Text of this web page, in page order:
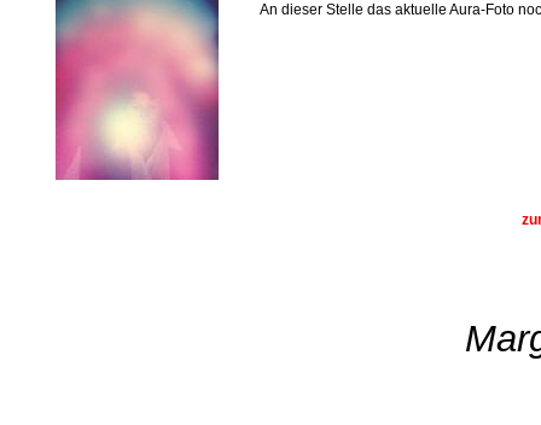
An dieser Stelle das aktuelle Aura-Foto